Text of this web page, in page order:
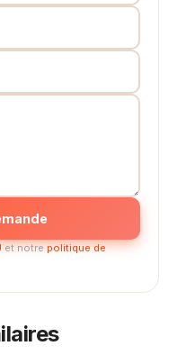
et notrepolitique de